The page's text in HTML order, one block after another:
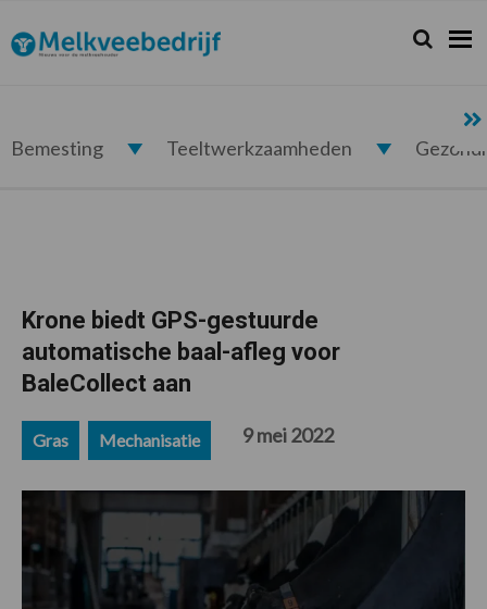
de
hoofdnavigatie
de
hoofd
de
eerste
de
voettekst
Melkveebedrijf.nl Zoeken...
Zoek
Bemesting Teeltwerkzaamheden
Krone biedt GPS-gestuurde
automatische baal-afleg voor
BaleCollect aan
Gras Mechanisatie 9 mei 2022